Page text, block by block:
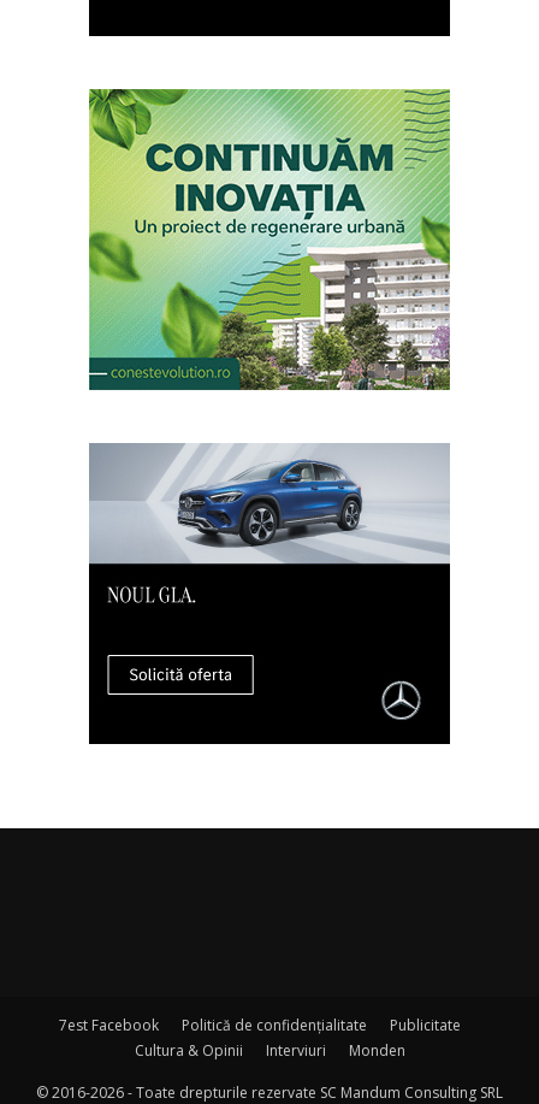
7est Facebook Politică de confidențialitate
Publicitate
Cultura & Opinii
Interviuri Monden
© 2016-2026 - Toate drepturile rezervate SC Mandum Consulting SRL